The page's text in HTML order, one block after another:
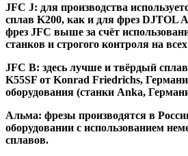
JFC J: для производства
сплав K200, как и для фрез DJTOL
фрез JFC выше за счёт
станков и строгого контроля на
JFC B: здесь лучше и твёрдый
K55SF от Konrad Friedrichs,
оборудования (станки Anka,
Альма: фрезы производятся в
оборудовании с использованием
сплавов.